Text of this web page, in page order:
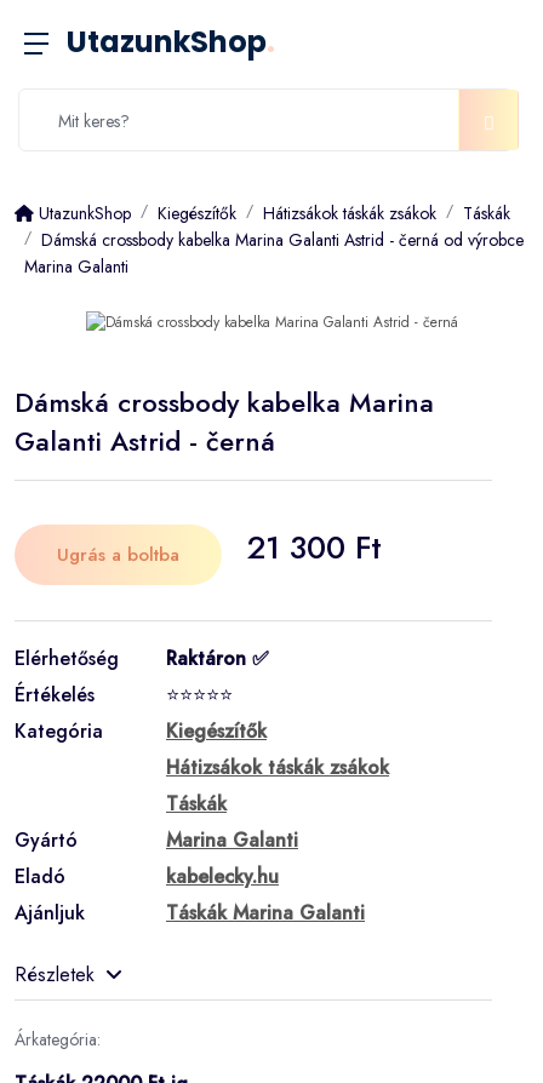
UtazunkShop.
UtazunkShop Kiegészítők Hátizsákok táskák zsákok
Táskák
Dámská crossbody kabelka Marina Galanti Astrid - černá od výrobce
Marina Galanti
Dámská crossbody kabelka Marina
Galanti Astrid - černá
Ugrás a boltba 21 300 Ft
Elérhetőség
Raktáron ✅
Értékelés
⭐⭐⭐⭐⭐
Kategória
Kiegészítők
Hátizsákok táskák zsákok
Táskák
Gyártó
Marina Galanti
Eladó
kabelecky.hu
Ajánljuk
Táskák Marina Galanti
Részletek
Árkategória: